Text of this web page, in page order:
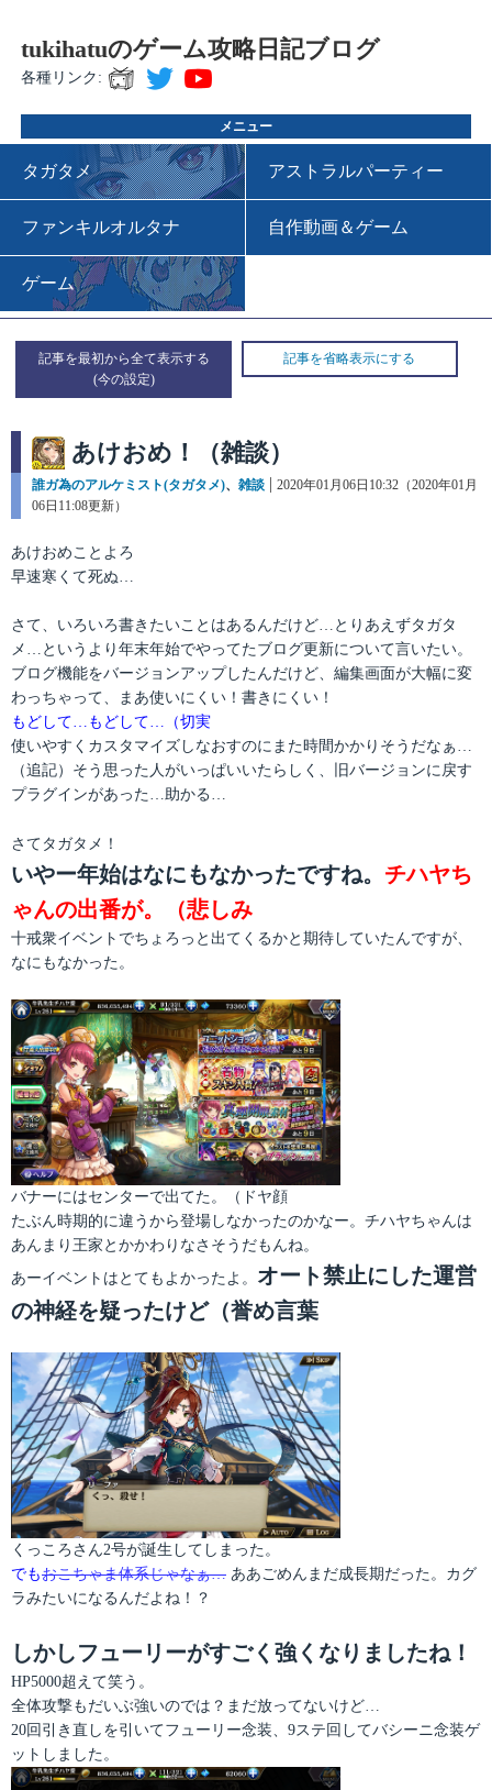
tukihatuのゲーム攻略日記ブログ
各種リンク:
メニュー
タガタメ アストラルパーティー
ファンキルオルタナ 自作動画＆ゲーム
ゲーム
記事を最初から全て表示する 記事を省略表示にする
あけおめ！（雑談）
カ
テ
リ
ー
誰ガ為のアルケミスト(タガタメ)、 雑談
投
2020年01月06日10:32（2020年01月
06日11:08更新）
あけおめことよろ
早速寒くて死ぬ…
さて、いろいろ書きたいことはあるんだけど…とりあえずタガタ
メ…というより年末年始でやってたブログ更新について言いたい。
ブログ機能をバージョンアップしたんだけど、編集画面が大幅に変
わっちゃって、まあ使いにくい！書きにくい！
もどして…もどして…（切実
使いやすくカスタマイズしなおすのにまた時間かかりそうだなぁ…
（追記）そう思った人がいっぱいいたらしく、旧バージョンに戻す
プラグインがあった…助かる…
さてタガタメ！
いやー年始はなにもなかったですね。 チハヤち
ゃんの出番が。（悲しみ
十戒衆イベントでちょろっと出てくるかと期待していたんですが、
なにもなかった。
バナーにはセンターで出てた。（ドヤ顔
たぶん時期的に違うから登場しなかったのかなー。チハヤちゃんは
あんまり王家とかかわりなさそうだもんね。
あーイベントはとてもよかったよ。 オート禁止にした運営
の神経を疑ったけど（誉め言葉
くっころさん2号が誕生してしまった。
でもおこちゃま体系じゃなぁ… ああごめんまだ成長期だった。カグ
ラみたいになるんだよね！？
しかしフューリーがすごく強くなりましたね！
HP5000超えて笑う。
全体攻撃もだいぶ強いのでは？まだ放ってないけど…
20回引き直しを引いてフューリー念装、9ステ回してバシーニ念装ゲ
ットしました。